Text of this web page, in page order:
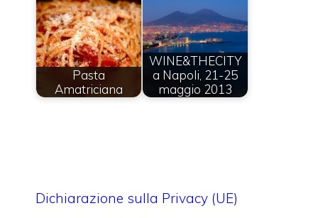
Pasta
Amatriciana
WINE&THECITY
a Napoli, 21-25
maggio 2013
Dichiarazione sulla Privacy (UE)